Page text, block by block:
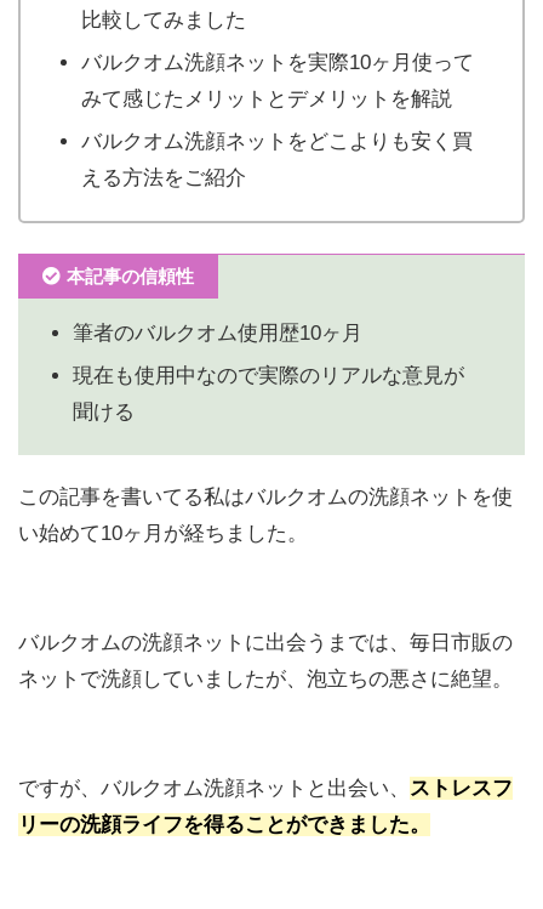
比較してみました
バルクオム洗顔ネットを実際10ヶ月使って
みて感じたメリットとデメリットを解説
バルクオム洗顔ネットをどこよりも安く買
える方法をご紹介
本記事の信頼性
筆者のバルクオム使用歴10ヶ月
現在も使用中なので実際のリアルな意見が
聞ける
この記事を書いてる私はバルクオムの洗顔ネットを使
い始めて10ヶ月が経ちました。
バルクオムの洗顔ネットに出会うまでは、毎日市販の
ネットで洗顔していましたが、泡立ちの悪さに絶望。
ですが、バルクオム洗顔ネットと出会い、 ストレスフ
リーの洗顔ライフを得ることができました。